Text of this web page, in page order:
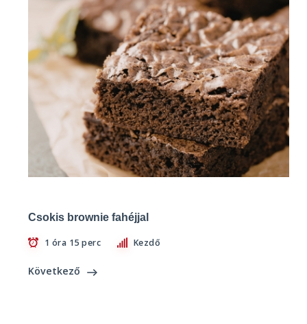
Csokis brownie fahéjjal
1 óra 15 perc Kezdő
Következő